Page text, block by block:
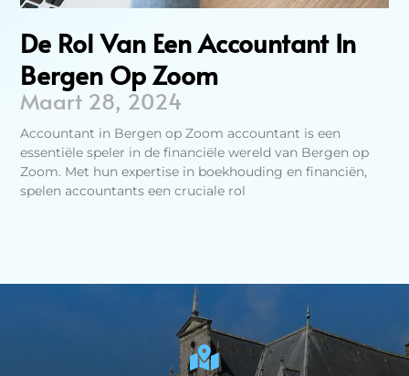
De Rol Van Een Accountant In
Bergen Op Zoom
Maart 28, 2024
Accountant in Bergen op Zoom accountant is een
essentiële speler in de financiële wereld van Bergen op
Zoom. Met hun expertise in boekhouding en financiën,
spelen accountants een cruciale rol